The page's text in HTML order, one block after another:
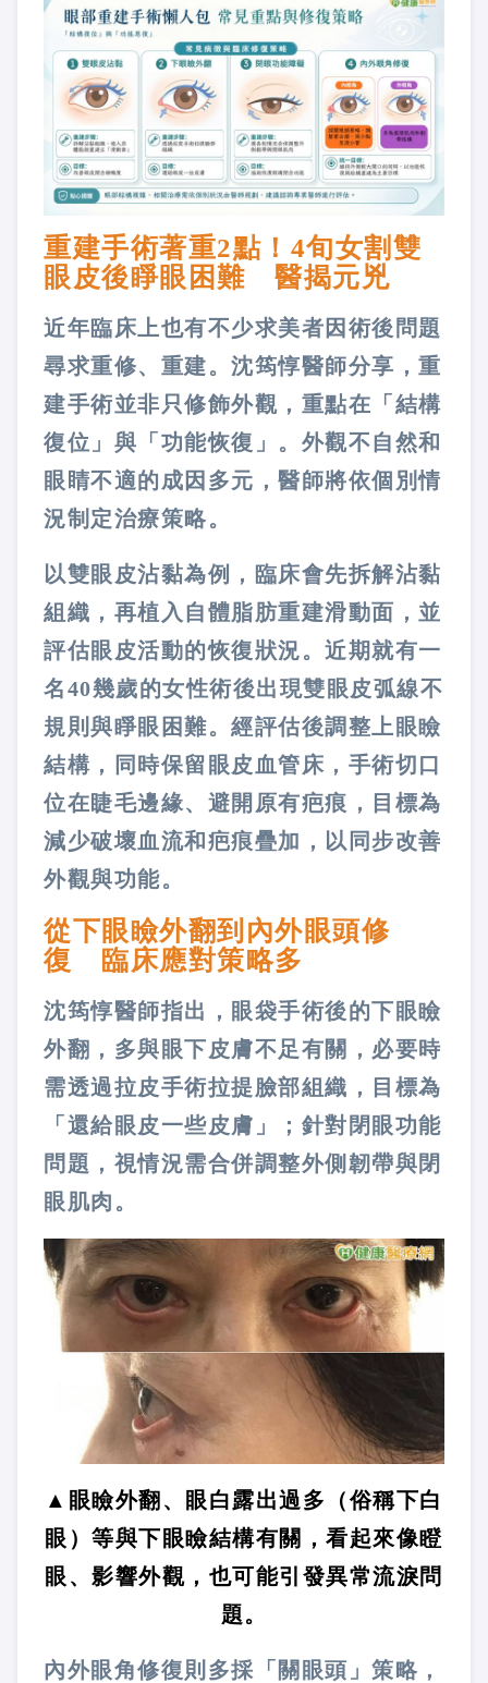
重建手術著重2點！4旬女割雙
眼皮後睜眼困難 醫揭元兇
近年臨床上也有不少求美者因術後問題
尋求重修、重建。沈筠惇醫師分享，重
建手術並非只修飾外觀，重點在「結構
復位」與「功能恢復」。外觀不自然和
眼睛不適的成因多元，醫師將依個別情
況制定治療策略。
以雙眼皮沾黏為例，臨床會先拆解沾黏
組織，再植入自體脂肪重建滑動面，並
評估眼皮活動的恢復狀況。近期就有一
名40幾歲的女性術後出現雙眼皮弧線不
規則與睜眼困難。經評估後調整上眼瞼
結構，同時保留眼皮血管床，手術切口
位在睫毛邊緣、避開原有疤痕，目標為
減少破壞血流和疤痕疊加，以同步改善
外觀與功能。
從下眼瞼外翻到內外眼頭修
復 臨床應對策略多
沈筠惇醫師指出，眼袋手術後的下眼瞼
外翻，多與眼下皮膚不足有關，必要時
需透過拉皮手術拉提臉部組織，目標為
「還給眼皮一些皮膚」；針對閉眼功能
問題，視情況需合併調整外側韌帶與閉
眼肌肉。
▲眼瞼外翻、眼白露出過多（俗稱下白
眼）等與下眼瞼結構有關，看起來像瞪
眼、影響外觀，也可能引發異常流淚問
題。
內外眼角修復則多採「關眼頭」策略，